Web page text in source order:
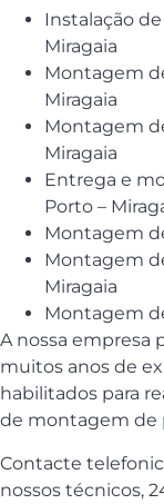
Instalação
Miragaia
Montagem
Miragaia
Montagem
Miragaia
Entrega e
Porto –
Montagem
Montagem
Miragaia
Montagem
A nossa empresa
muitos anos de
habilitados para
de montagem de
Contacte
nossos técnicos,